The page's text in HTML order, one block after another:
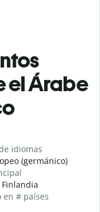
el Árabe
idiomas
(germánico)
en # países